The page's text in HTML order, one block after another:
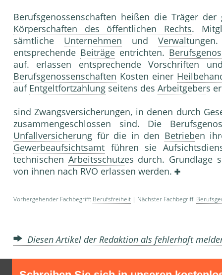
Berufsgenossenschaften heißen die Träger der
Körperschaften des öffentlichen Rechts.
sämtliche Unternehmen undVerwaltung
entsprechende Beiträgeentrichten.
auf. erlassen entsprechende Vorschriften
Berufsgenossenschaften Kosten einer
auf Entgeltfortzahlung seitens des Arbeitgebers
sind Zwangsversicherungen, in denen durch
zusammengeschlossen sind. Die
Unfallversicherung für die in den Betrieben
Gewerbeaufsichtsamt führen sie
technischen Arbeitsschutzes durch. Grundlage
von ihnen nach RVO erlassen werden.
Vorhergehender Fachbegriff: Berufsfreiheit | Nächster Fachbegriff:
Diesen Artikel der Redaktion als fehlerhaft